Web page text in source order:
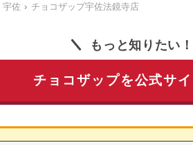
宇佐 チョコザップ宇佐法鏡寺店
もっと知りたい！
チョコザップを公式サ